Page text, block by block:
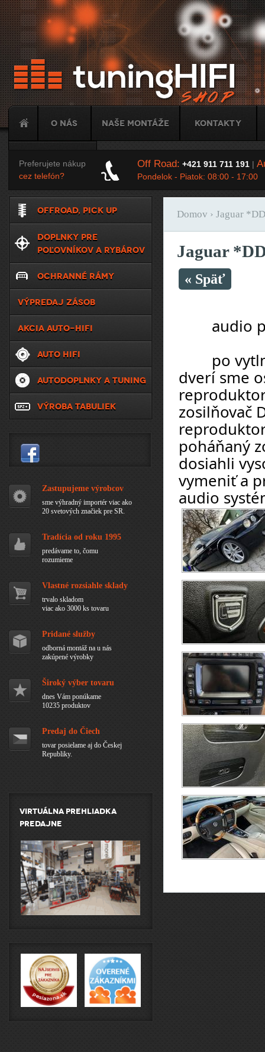
O nás Naše montáže Kontakty
Tuning
Preferujete nákup
cez telefón?
Off Road: +421 911 711 191|
Pondelok - Piatok: 08:00 - 17:00
Nachádzate sa
Domov › Jaguar
Jaguar
« Späť
audio
dverí sme
zosilňovač
poháňaný
dosiahli
vymeniť a
audio
OFFROAD, PICK UP
DOPLNKY PRE
POĽOVNÍKOV A RYBÁROV
OCHRANNÉ RÁMY
VÝPREDAJ ZÁSOB
AKCIA AUTO-HIFI
AUTO HIFI
AUTODOPLNKY A TUNING
VÝROBA TABULIEK
Zastupujeme výrobcov
sme výhradný importér viac ako
20 svetových značiek pre SR.
Tradícia od roku 1995
predávame to, čomu
rozumieme
Vlastné rozsiahle sklady
trvalo skladom
viac ako 3000 ks tovaru
Pridané služby
odborná montáž na u nás
zakúpené výrobky
Široký výber tovaru
dnes Vám ponúkame
10235 produktov
Predaj do Čiech
tovar posielame aj do Českej
Republiky.
Virtuálna prehliadka
predajne